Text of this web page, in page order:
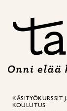
KÄSITYÖKURSSIT
KOULUTUS